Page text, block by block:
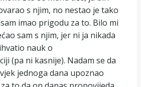
s njim, no nestao je tako
imao prigodu za to. Bilo mi
sam s njim, jer ni ja nikada
nauk o
(pa ni kasnije). Nadam se da
jednoga dana upoznao